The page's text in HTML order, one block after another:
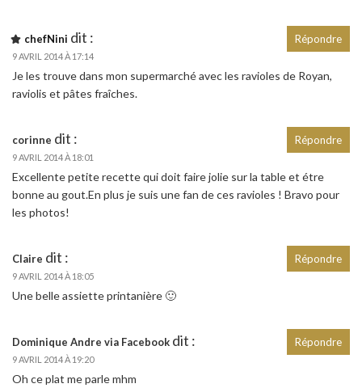
chefNini dit :
9 AVRIL 2014 À 17:14
Je les trouve dans mon supermarché avec les ravioles de Royan,
raviolis et pâtes fraîches.
Répondre
corinne dit :
9 AVRIL 2014 À 18:01
Excellente petite recette qui doit faire jolie sur la table et étre
bonne au gout.En plus je suis une fan de ces ravioles ! Bravo pour
les photos!
Répondre
Claire dit :
9 AVRIL 2014 À 18:05
Une belle assiette printanière 🙂
Répondre
Dominique Andre via Facebook dit :
9 AVRIL 2014 À 19:20
Oh ce plat me parle mhm
Répondre